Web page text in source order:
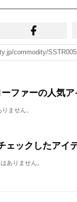
ファーの人気
ません。
ェックしたアイ
ありません。